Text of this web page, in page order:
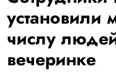
установили
числу
вечеринке